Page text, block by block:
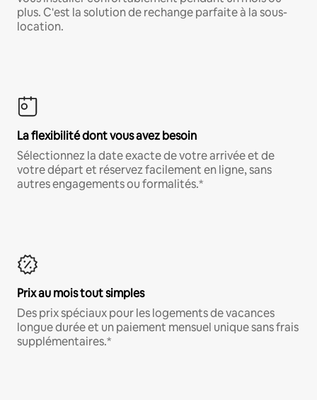
plus. C'est la solution de rechange parfaite à la sous-
location.
La flexibilité dont vous avez besoin
Sélectionnez la date exacte de votre arrivée et de
votre départ et réservez facilement en ligne, sans
autres engagements ou formalités.*
Prix au mois tout simples
Des prix spéciaux pour les logements de vacances
longue durée et un paiement mensuel unique sans frais
supplémentaires.*